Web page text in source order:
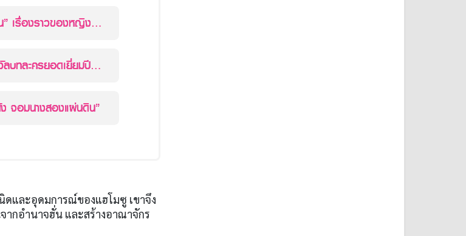
เรื่องราวของหญิง
บทละครยอดเยี่ยมปี
จอมนางสองแผ่นดิน”
ดและอุดมการณ์ของแฮโมซู เขาจึง
กอำนาจฮั่น และสร้างอาณาจักร